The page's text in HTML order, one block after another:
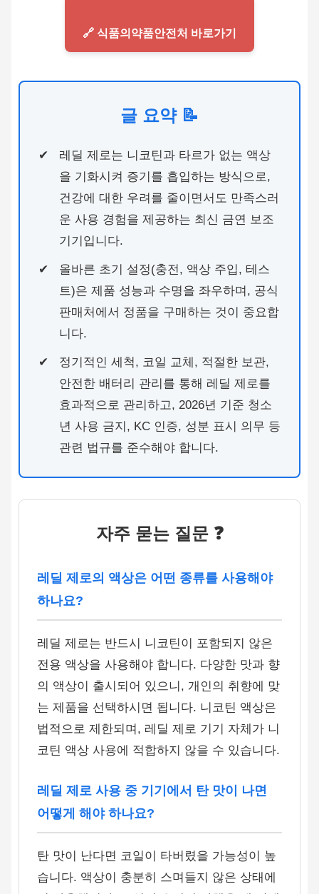
🔗 식품의약품안전처 바로가기
글 요약 📝
레딜 제로는 니코틴과 타르가 없는 액상
을 기화시켜 증기를 흡입하는 방식으로,
건강에 대한 우려를 줄이면서도 만족스러
운 사용 경험을 제공하는 최신 금연 보조
기기입니다.
올바른 초기 설정(충전, 액상 주입, 테스
트)은 제품 성능과 수명을 좌우하며, 공식
판매처에서 정품을 구매하는 것이 중요합
니다.
정기적인 세척, 코일 교체, 적절한 보관,
안전한 배터리 관리를 통해 레딜 제로를
효과적으로 관리하고, 2026년 기준 청소
년 사용 금지, KC 인증, 성분 표시 의무 등
관련 법규를 준수해야 합니다.
자주 묻는 질문 ❓
레딜 제로의 액상은 어떤 종류를 사용해야
하나요?
레딜 제로는 반드시 니코틴이 포함되지 않은
전용 액상을 사용해야 합니다. 다양한 맛과 향
의 액상이 출시되어 있으니, 개인의 취향에 맞
는 제품을 선택하시면 됩니다. 니코틴 액상은
법적으로 제한되며, 레딜 제로 기기 자체가 니
코틴 액상 사용에 적합하지 않을 수 있습니다.
레딜 제로 사용 중 기기에서 탄 맛이 나면
어떻게 해야 하나요?
탄 맛이 난다면 코일이 타버렸을 가능성이 높
습니다. 액상이 충분히 스며들지 않은 상태에